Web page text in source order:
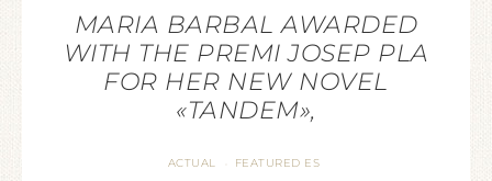
MARIA BARBAL AWARDED
WITH THE PREMI JOSEP PLA
FOR HER NEW NOVEL
«TANDEM»,
ACTUAL FEATURED ES